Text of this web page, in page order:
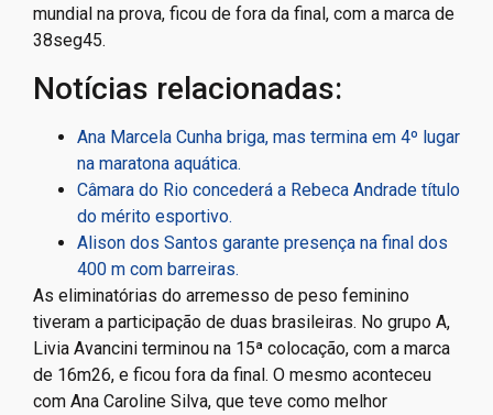
mundial na prova, ficou de fora da final, com a marca de
38seg45.
Notícias relacionadas:
Ana Marcela Cunha briga, mas termina em 4º lugar
na maratona aquática.
Câmara do Rio concederá a Rebeca Andrade título
do mérito esportivo.
Alison dos Santos garante presença na final dos
400 m com barreiras.
As eliminatórias do arremesso de peso feminino
tiveram a participação de duas brasileiras. No grupo A,
Livia Avancini terminou na 15ª colocação, com a marca
de 16m26, e ficou fora da final. O mesmo aconteceu
com Ana Caroline Silva, que teve como melhor